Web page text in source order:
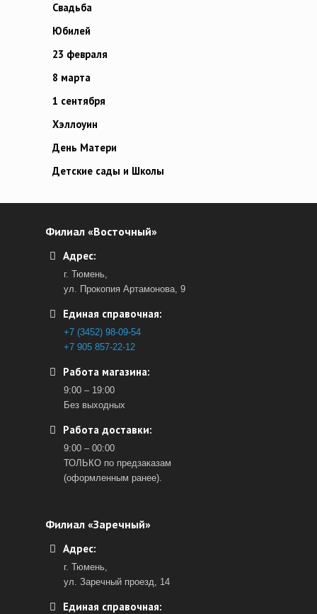
Свадьба
Юбилей
23 февраля
8 марта
1 сентября
Хэллоуин
День Матери
Детские сады и Школы
Филиал «Восточный»
Адрес:
г. Тюмень,
ул. Прокопия Артамонова, 9
Единая справочная:
+7 (3452) 98-09-54
+7 905 857-22-12
Работа магазина:
9:00 – 19:00
Без выходных
Работа доставки:
9:00 – 00:00
ТОЛЬКО по предзаказам
(оформленным ранее).
Филиал «Заречный»
Адрес:
г. Тюмень,
ул. Заречный проезд, 14
Единая справочная: